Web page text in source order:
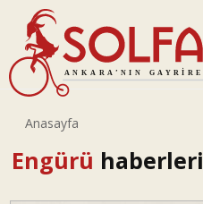
Anasayfa
Engürü haberleri